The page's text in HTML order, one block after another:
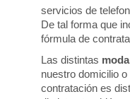
servicios de
De tal forma que
fórmula de
Las distintas
nuestro domicilio
contratación es